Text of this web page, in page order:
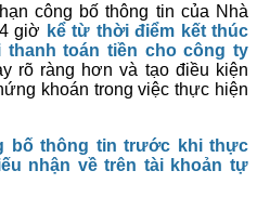
công bố thông tin của Nhà
giờ kể từ thời điểm kết thúc
toán tiền cho công ty
rõ ràng hơn và tạo điều kiện
khoán trong việc thực hiện
bố thông tin trước khi thực
nhận về trên tài khoản tự